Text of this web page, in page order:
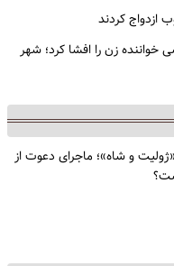
ازدواج کردند
خواننده زن را افشا کرد؛ شهر
و شاه»؛ ماجرای دعوت از